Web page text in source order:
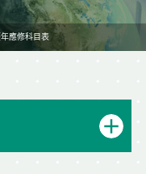
應修科目表